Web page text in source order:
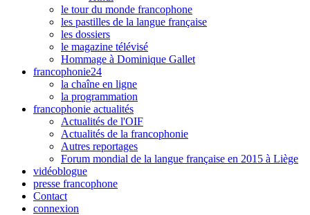
le tour du monde francophone
les pastilles de la langue française
les dossiers
le magazine télévisé
Hommage à Dominique Gallet
francophonie24
la chaîne en ligne
la programmation
francophonie actualités
Actualités de l'OIF
Actualités de la francophonie
Autres reportages
Forum mondial de la langue française en 2015 à Liège
vidéoblogue
presse francophone
Contact
connexion